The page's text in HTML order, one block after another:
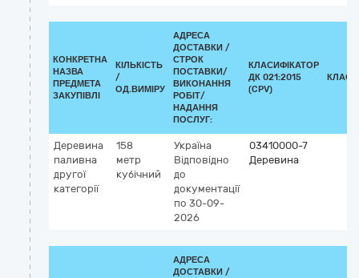
КОНКРЕТНА
НАЗВА
ПРЕДМЕТА
ЗАКУПІВЛІ
КІЛЬКІСТЬ
/
ОД.ВИМІРУ
АДРЕСА
ДОСТАВКИ /
СТРОК
ПОСТАВКИ/
ВИКОНАННЯ
РОБІТ/
НАДАННЯ
ПОСЛУГ:
КЛАСИФІКАТОР
ДК 021:2015
(CPV)
Деревина
паливна
другої
категорії
158
метр
кубічний
Україна
Відповідно
до
документації
по 30-09-
2026
03410000-7
Деревина
АДРЕСА
ДОСТАВКИ /